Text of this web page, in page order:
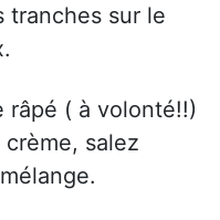
tranches sur le
râpé ( à volonté!!)
salez